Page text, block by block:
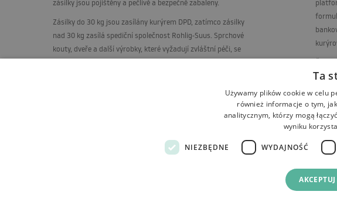
zásilky jsou pojištěny a pečlivě a bezpečně zabaleny.
Zásilky do 30 kg jsou zasílány kurýrem DPD, zatímco zásilky
nad 30 kg zasílá spediční společnost Rohlig-Suus. Sprchové
kouty, dveře a další výrobky, které vyžadují zvláštní péči, se
PL56
O obchodu Doprava Vrácení a reklamace
Ta
Używamy plików cookie w celu
również informacje o tym,
analitycznym, którzy mogą
wyniku
NIEZBĘDNE WYDAJNOŚĆ